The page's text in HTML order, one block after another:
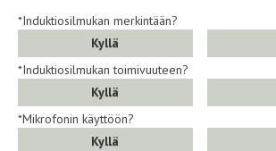
*Induktiosilmukan merkintään?
Kyllä
*Induktiosilmukan toimivuuteen?
Kyllä
*Mikrofonin käyttöön?
Kyllä